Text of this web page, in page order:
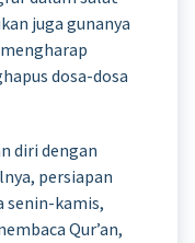
juga gunanya
dosa-dosa
diri dengan
persiapan
senin-kamis,
Qur’an,